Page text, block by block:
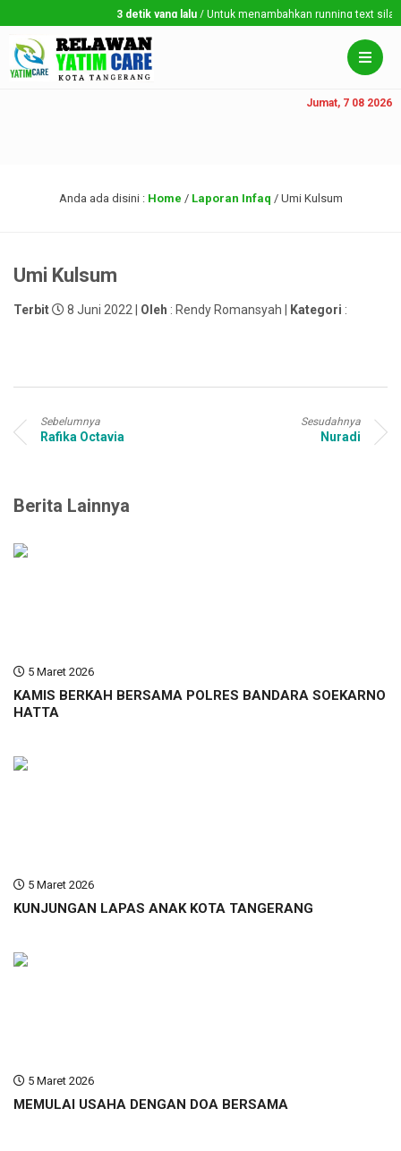
3 detik yang lalu / Untuk menambahkan running text
Jumat, 7 08 2026
Anda ada disini : Home / Laporan Infaq / Umi Kulsum
Umi Kulsum
Terbit 8 Juni 2022 | Oleh : Rendy Romansyah | Kategori :
Sebelumnya
Rafika Octavia
Sesudahnya
Nuradi
Berita Lainnya
5 Maret 2026
KAMIS BERKAH BERSAMA POLRES BANDARA SOEKARNO
HATTA
5 Maret 2026
KUNJUNGAN LAPAS ANAK KOTA TANGERANG
5 Maret 2026
MEMULAI USAHA DENGAN DOA BERSAMA